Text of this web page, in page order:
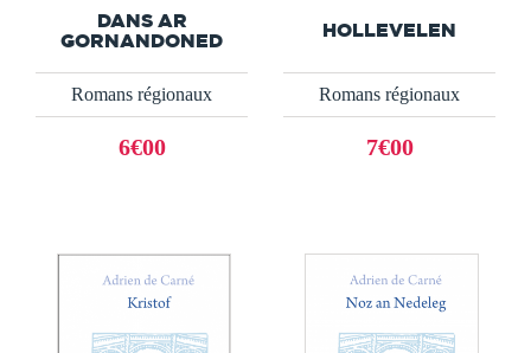
DANS AR
GORNANDONED
Romans régionaux
6€00
HOLLEVELEN
Romans régionaux
7€00